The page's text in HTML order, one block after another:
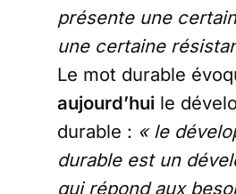
présente une
une certaine
Le mot durable
aujourd’hui le
durable : « le
durable est un
qui répond aux